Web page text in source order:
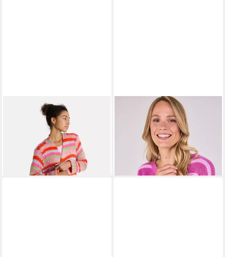
LIEBLINGSSTÜCKCardigan
KatalinaL mit offenem Schnitt
UVP169,95 €
LIEBLINGSSTÜCK
Strickpullover AnnikaL
95,96 € 119,95 €